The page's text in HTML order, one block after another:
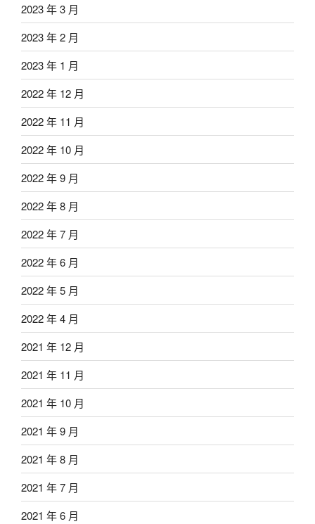
2023 年 3 月
2023 年 2 月
2023 年 1 月
2022 年 12 月
2022 年 11 月
2022 年 10 月
2022 年 9 月
2022 年 8 月
2022 年 7 月
2022 年 6 月
2022 年 5 月
2022 年 4 月
2021 年 12 月
2021 年 11 月
2021 年 10 月
2021 年 9 月
2021 年 8 月
2021 年 7 月
2021 年 6 月